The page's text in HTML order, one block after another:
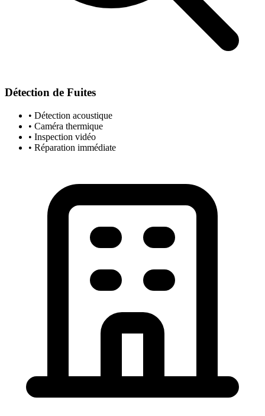
Détection de Fuites
• Détection acoustique
• Caméra thermique
• Inspection vidéo
• Réparation immédiate